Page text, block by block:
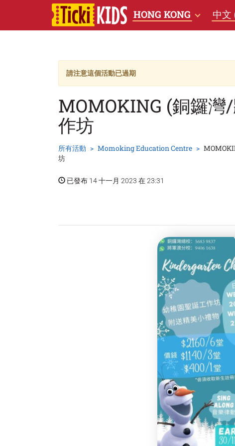
HONG KONG 中文
請注意這個活動已過期
MOMOKING (銅鑼灣
作坊
所有活動 Momoking Education Centre
坊
已發布 14 十一月 2023 在 23:31